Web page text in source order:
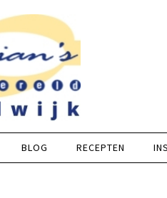
BLOG RECEPTEN